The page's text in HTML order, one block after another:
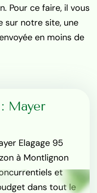
Pour ce faire, il vous
sur notre site, une
en moins de
Mayer
Elagage 95
à Montlignon
et
dans tout le